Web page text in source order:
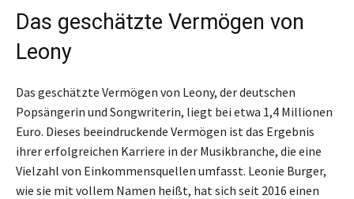
Das geschätzte Vermögen von
Leony
Das geschätzte Vermögen von Leony, der deutschen
Popsängerin und Songwriterin, liegt bei etwa 1,4 Millionen
Euro. Dieses beeindruckende Vermögen ist das Ergebnis
ihrer erfolgreichen Karriere in der Musikbranche, die eine
Vielzahl von Einkommensquellen umfasst. Leonie Burger,
wie sie mit vollem Namen heißt, hat sich seit 2016 einen